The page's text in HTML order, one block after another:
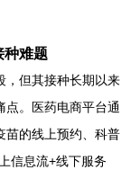
种难题
，但其接种长期以来
点。医药电商平台通
苗的线上预约、科普
信息流+线下服务